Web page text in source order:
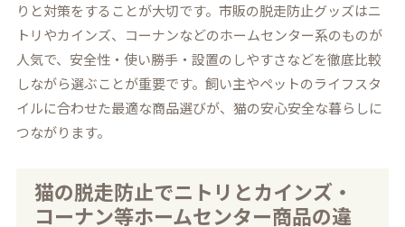
りと対策をすることが大切です。市販の脱走防止グッズはニ
トリやカインズ、コーナンなどのホームセンター系のものが
人気で、安全性・使い勝手・設置のしやすさなどを徹底比較
しながら選ぶことが重要です。飼い主やペットのライフスタ
イルに合わせた最適な商品選びが、猫の安心安全な暮らしに
つながります。
猫の脱走防止でニトリとカインズ・
コーナン等ホームセンター商品の違